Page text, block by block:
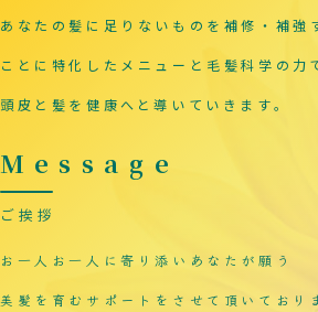
あなたの髪に足りないものを補修・補強
ことに 特化したメニューと毛髪科学の力
頭皮と髪を健康へと導いていきます。
Message
ご挨拶
お一人お一人に寄り添いあなたが願う
美髪を育むサポートをさせて頂いており